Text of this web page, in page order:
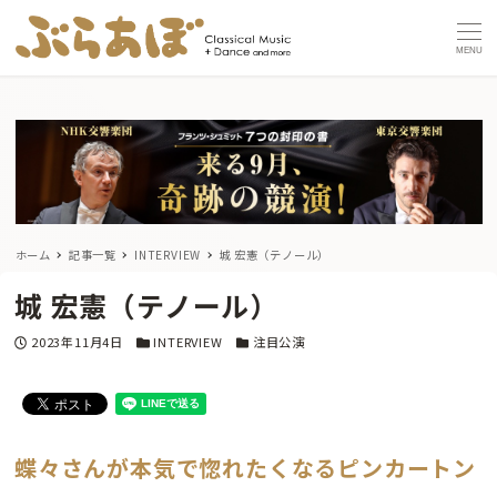
MENU
ホーム 記事一覧 INTERVIEW 城 宏憲（テノール）
城 宏憲（テノール）
投稿日
2023年11月4日 カテゴリー
INTERVIEW カテゴリー
注目公演
蝶々さんが本気で惚れたくなるピンカートン